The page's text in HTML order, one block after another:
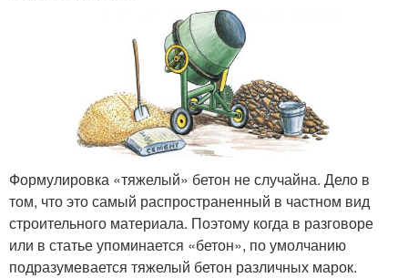
Формулировка «тяжелый» бетон не случайна. Дело в
том, что это самый распространенный в частном вид
строительного материала. Поэтому когда в разговоре
или в статье упоминается «бетон», по умолчанию
подразумевается тяжелый бетон различных марок.